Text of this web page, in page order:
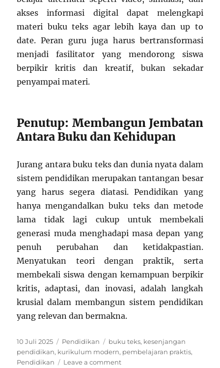
akses informasi digital dapat melengkapi
materi buku teks agar lebih kaya dan up to
date. Peran guru juga harus bertransformasi
menjadi fasilitator yang mendorong siswa
berpikir kritis dan kreatif, bukan sekadar
penyampai materi.
Penutup: Membangun Jembatan
Antara Buku dan Kehidupan
Jurang antara buku teks dan dunia nyata dalam
sistem pendidikan merupakan tantangan besar
yang harus segera diatasi. Pendidikan yang
hanya mengandalkan buku teks dan metode
lama tidak lagi cukup untuk membekali
generasi muda menghadapi masa depan yang
penuh perubahan dan ketidakpastian.
Menyatukan teori dengan praktik, serta
membekali siswa dengan kemampuan berpikir
kritis, adaptasi, dan inovasi, adalah langkah
krusial dalam membangun sistem pendidikan
yang relevan dan bermakna.
Posted
on
10 Juli 2025 Categories
Pendidikan Tags
buku teks, kesenjangan
pendidikan, kurikulum modern, pembelajaran praktis,
Pendidikan
Leave a commenton